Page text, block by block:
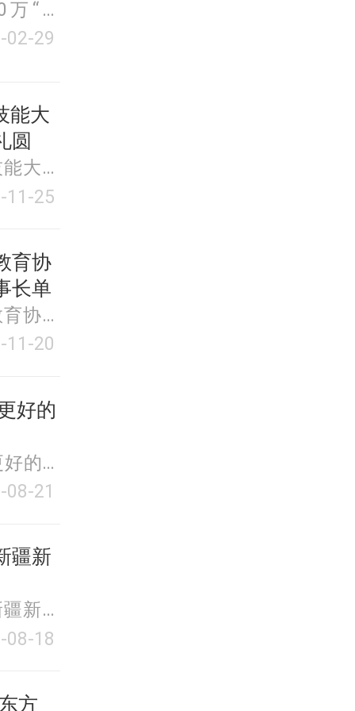
“抗
02-29
能大
圆
大比
11-25
育协
长单
协会
11-20
好的
的自
08-21
疆新
新东
08-18
方